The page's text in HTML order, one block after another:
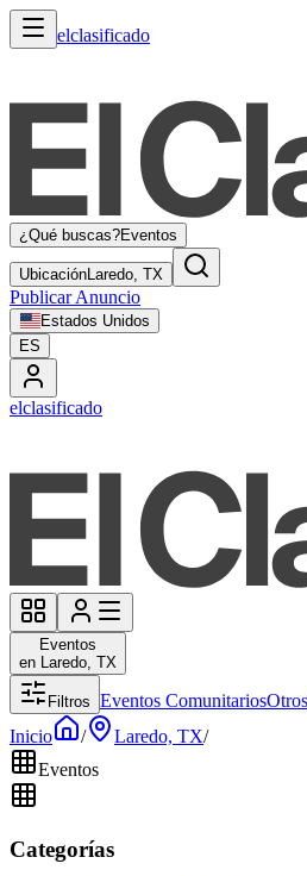
elclasificado
¿Qué buscas?Eventos
UbicaciónLaredo, TX
Publicar Anuncio
Estados Unidos
ES
elclasificado
Eventos
en Laredo, TX
Filtros Eventos Comunitarios
Inicio
/ Laredo, TX/
Eventos
Categorías